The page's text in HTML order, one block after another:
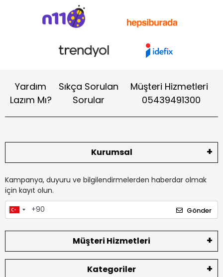
Yardım
Lazım Mı?
Sıkça Sorulan
Sorular
Müşteri Hizmetleri
05439491300
Kurumsal
Kampanya, duyuru ve bilgilendirmelerden haberdar olmak
için kayıt olun.
Gönder
Müşteri Hizmetleri
Kategoriler